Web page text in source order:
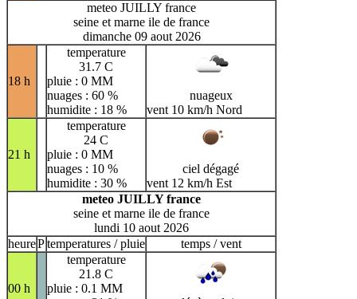
meteo JUILLY france
seine et marne ile de france
dimanche 09 aout 2026
18 h
temperature
31.7 C
pluie : 0 MM
nuages : 60 %
humidite : 18 %
nuageux
vent 10 km/h Nord
21 h
temperature
24 C
pluie : 0 MM
nuages : 10 %
humidite : 30 %
ciel dégagé
vent 12 km/h Est
meteo JUILLY france
seine et marne ile de france
lundi 10 aout 2026
heurePtemperatures / pluie temps / vent
00 h
temperature
21.8 C
pluie : 0.1 MM